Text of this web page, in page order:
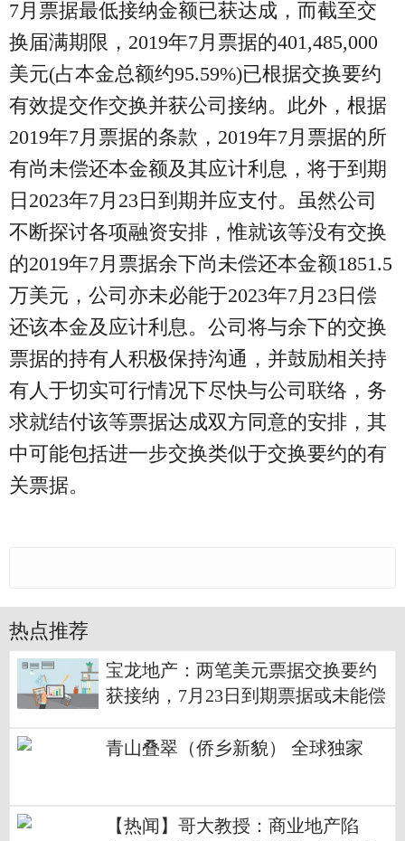
7月票据最低接纳金额已获达成，而截至交
换届满期限，2019年7月票据的401,485,000
美元(占本金总额约95.59%)已根据交换要约
有效提交作交换并获公司接纳。此外，根据
2019年7月票据的条款，2019年7月票据的所
有尚未偿还本金额及其应计利息，将于到期
日2023年7月23日到期并应支付。虽然公司
不断探讨各项融资安排，惟就该等没有交换
的2019年7月票据余下尚未偿还本金额1851.5
万美元，公司亦未必能于2023年7月23日偿
还该本金及应计利息。公司将与余下的交换
票据的持有人积极保持沟通，并鼓励相关持
有人于切实可行情况下尽快与公司联络，务
求就结付该等票据达成双方同意的安排，其
中可能包括进一步交换类似于交换要约的有
关票据。
热点推荐
宝龙地产：两笔美元票据交换要约
获接纳，7月23日到期票据或未能偿
青山叠翠（侨乡新貌） 全球独家
【热闻】哥大教授：商业地产陷